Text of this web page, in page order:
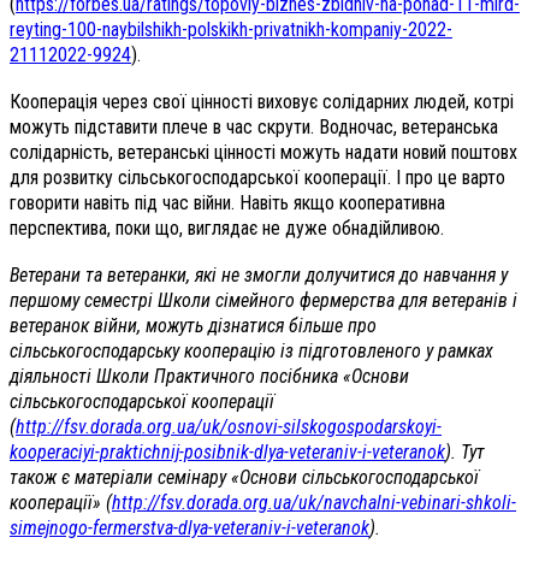
reyting-100-naybilshikh-polskikh-privatnikh-kompaniy-2022-
21112022-9924).
Кооперація через свої цінності виховує солідарних людей, котрі
можуть підставити плече в час скрути. Водночас, ветеранська
солідарність, ветеранські цінності можуть надати новий поштовх
для розвитку сільськогосподарської кооперації. І про це варто
говорити навіть під час війни. Навіть якщо кооперативна
перспектива, поки що, виглядає не дуже обнадійливою.
Ветерани та ветеранки, які не змогли долучитися до навчання у
першому семестрі Школи сімейного фермерства для ветеранів і
ветеранок війни, можуть дізнатися більше про
сільськогосподарську кооперацію із підготовленого у рамках
діяльності Школи Практичного посібника «Основи
сільськогосподарської кооперації
(http://fsv.dorada.org.ua/uk/osnovi-silskogospodarskoyi-
kooperaciyi-praktichnij-posibnik-dlya-veteraniv-i-veteranok). Тут
також є матеріали семінару «Основи сільськогосподарської
кооперації» (http://fsv.dorada.org.ua/uk/navchalni-vebinari-shkoli-
simejnogo-fermerstva-dlya-veteraniv-i-veteranok).